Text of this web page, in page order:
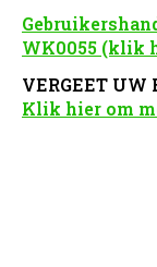
WK0055 (klik
VERGEET UW
Klik hier om